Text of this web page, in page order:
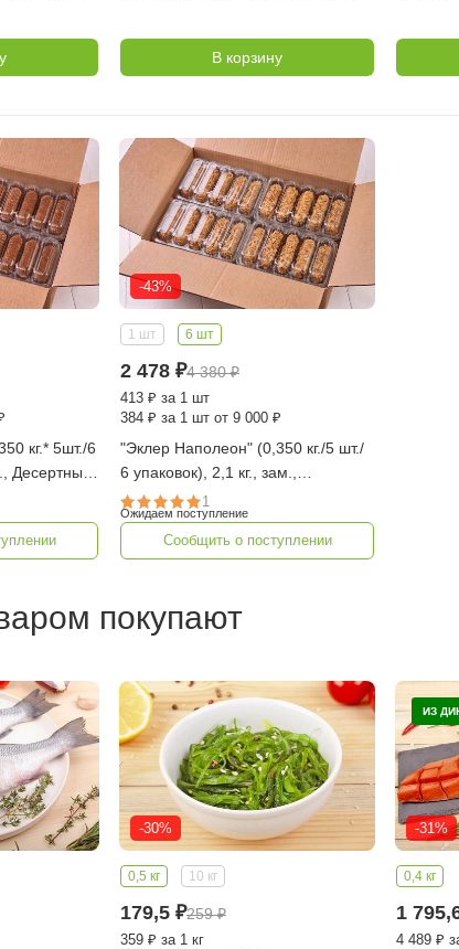
В корзину
кг.* 5шт./6
Десертные
-43%
1 шт 6 шт
2 478 ₽4 380₽
413 ₽ за 1 шт
384 ₽ за 1 шт от 9 000 ₽
"Эклер Наполеон" (0,350 кг./5 шт./
6 упаковок), 2,1 кг., зам.,
Десертные Истории
1
Ожидаем поступление
Сообщить о поступлении
покупают
-30%
0,5 кг 10 кг
179,5 ₽259₽
359 ₽ за 1 кг
ИЗ
-31%
0,4 кг
1
4 489 ₽